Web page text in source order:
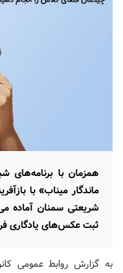
همزمان با برنامه‌های
ماندگار میناب» با
شریعتی سمنان آماده
ثبت عکس‌های یادگاری
به گزارش روابط عمومی